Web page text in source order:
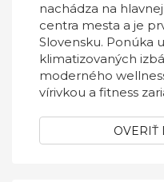
nachádza na
centra mesta a je
Slovensku. Ponúka
klimatizovaných
moderného
vírivkou a fitness
OVERIŤ